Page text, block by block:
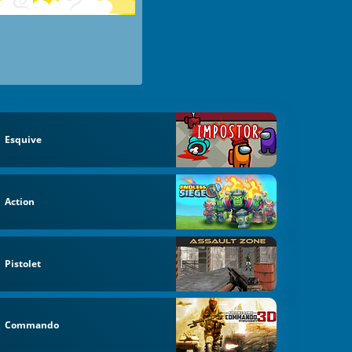
Esquive
Action
Pistolet
Commando